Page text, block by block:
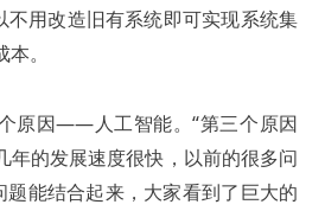
不用改造旧有系统即可实现系统集
。
原因——人工智能。“第三个原因
年的发展速度很快，以前的很多问
题能结合起来，大家看到了巨大的